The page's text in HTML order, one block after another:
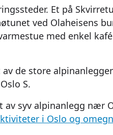
Et på
ved Olaheisens
med enkel
de store
S.
syv alpinanlegg nær
i Oslo og